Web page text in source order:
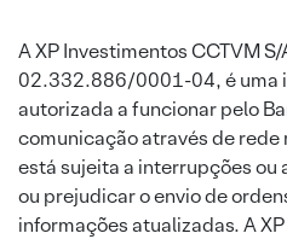
A XP Investimentos CCTVM
02.332.886/0001-04, é uma
autorizada a funcionar pelo
comunicação através de
está sujeita a interrupções
ou prejudicar o envio de
informações atualizadas. A